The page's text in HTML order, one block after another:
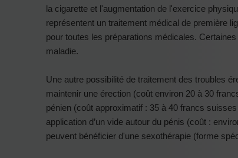
la cigarette et l'augmentation de l'exercice
représentent un traitement médical de première
pour toutes les préparations médicales.
maladie.
Une autre possibilité de traitement des troubles
maintenir une érection (coût environ 20 à 30
pénien (coût approximatif : 35 à 40 francs
application d’un vide autour du pénis (coût :
peuvent bénéficier d'une sexothérapie (forme